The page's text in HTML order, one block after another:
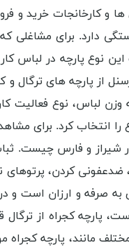
ها و کارخانجات خرید
دارد. برای مشاغلی
نوع پارچه در لباس
از پارچه های
وزن لباس، نوع فعالیت
را انتخاب کرد. برای
شیراز و فارس چیست.
ضدعفونی کردن،
به صرفه و ارزان است و
پارچه کجراه از ترگال
مانند، پارچه کجراه